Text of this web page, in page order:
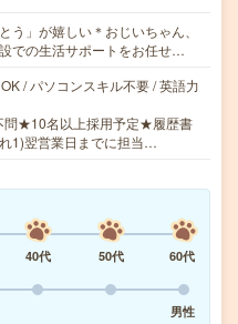
う」が嬉しい＊おじいちゃん、
での生活サポートをお任せ…
/ パソコンスキル不要 / 英語力
問★10名以上採用予定★履歴書
1)翌営業日までに担当…
40代 50代
60代
男性